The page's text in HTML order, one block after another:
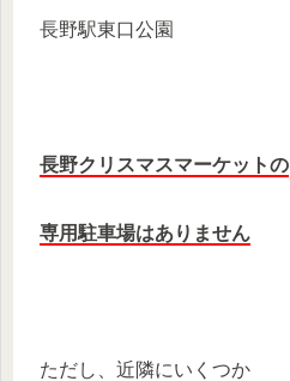
長野駅東口公園
長野クリスマスマーケットの
専用駐車場はありません
ただし、近隣にいくつか